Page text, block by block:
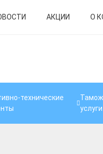
АКЦИИ О
технические
услуги